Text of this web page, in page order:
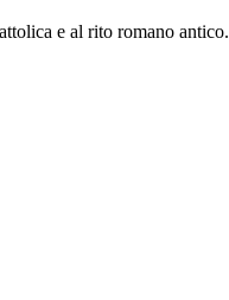
e al rito romano antico.